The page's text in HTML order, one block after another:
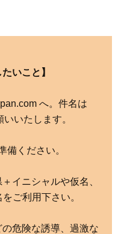
いこと】
へ。件名は
いたします。
備ください。
イニシャルや仮名、
ご利用下さい。
の危険な誘導、過激な